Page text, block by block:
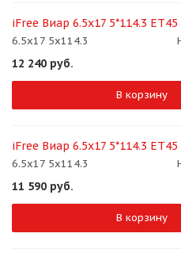
iFree Виар 6.5x17 5*114.3
6.5x17 5x114.3
12 240 руб.
В корзину
iFree Виар 6.5x17 5*114.3
6.5x17 5x114.3
11 590 руб.
В корзину